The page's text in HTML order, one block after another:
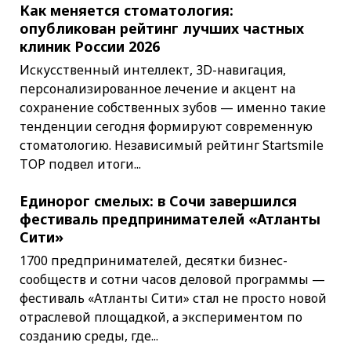
Как меняется стоматология:
опубликован рейтинг лучших частных
клиник России 2026
Искусственный интеллект, 3D-навигация,
персонализированное лечение и акцент на
сохранение собственных зубов — именно такие
тенденции сегодня формируют современную
стоматологию. Независимый рейтинг Startsmile
TOP подвел итоги...
Единорог смелых: в Сочи завершился
фестиваль предпринимателей «Атланты
Сити»
1700 предпринимателей, десятки бизнес-
сообществ и сотни часов деловой программы —
фестиваль «Атланты Сити» стал не просто новой
отраслевой площадкой, а экспериментом по
созданию среды, где...